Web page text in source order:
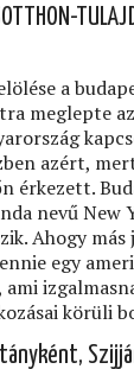
a
meglepte
azért,
érkezett.
nevű New
Ahogy
egy
körüli